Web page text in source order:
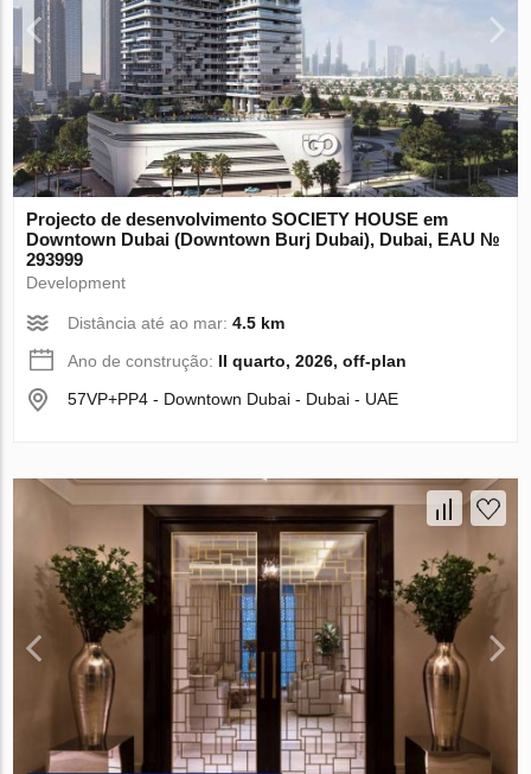
Projecto de desenvolvimento SOCIETY HOUSE em
Downtown Dubai (Downtown Burj Dubai), Dubai, EAU №
293999
Development
Distância até ao mar:4.5 km
Ano de construção: II quarto, 2026, off-plan
57VP+PP4 - Downtown Dubai - Dubai - UAE